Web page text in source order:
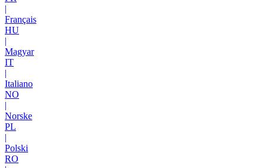
|
Français
HU
|
Magyar
IT
|
Italiano
NO
|
Norske
PL
|
Polski
RO